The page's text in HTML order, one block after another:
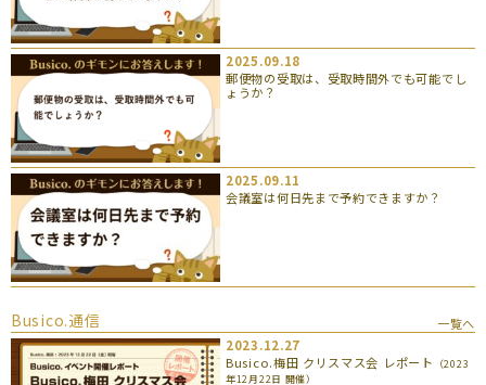
2025.09.18
郵便物の受取は、受取時間外でも可能でし
ょうか？
2025.09.11
会議室は何日先まで予約できますか？
Busico.通信
一覧へ
2023.12.27
Busico.梅田 クリスマス会 レポート
（2023
年12月22日 開催）